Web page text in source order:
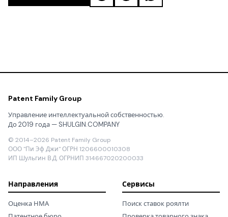
Patent Family Group
Управление интеллектуальной собственностью.
До 2019 года — SHULGIN.COMPANY
© 2014–2026 Patent Family Group
ООО "Пи Эф Джи" ОГРН 1206600010308
ИП Шульгин В.Д. ОГРНИП 314667020200033
Направления
Оценка НМА
Сервисы
Поиск ставок роялти